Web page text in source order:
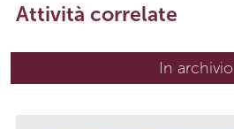
Attività correlate
In archivio